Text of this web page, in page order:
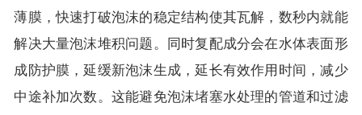
薄膜，快速打破泡沫的稳定结构使其瓦解，数秒内就能
解决大量泡沫堆积问题。同时复配成分会在水体表面形
成防护膜，延缓新泡沫生成，延长有效作用时间，减少
中途补加次数。这能避免泡沫堵塞水处理的管道和过滤